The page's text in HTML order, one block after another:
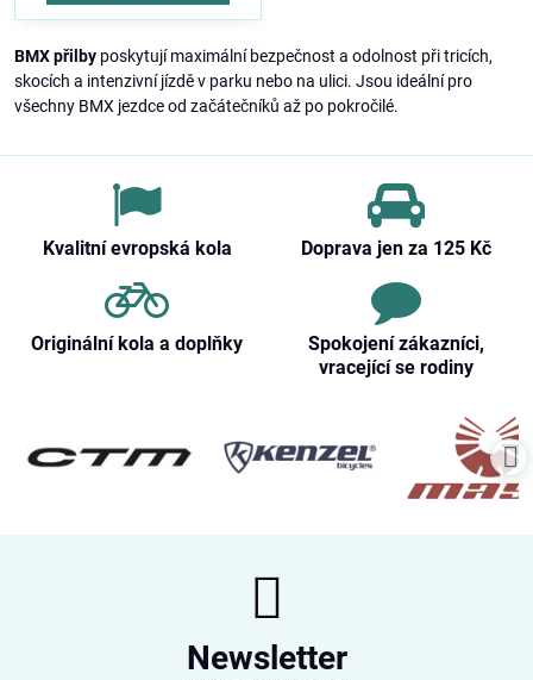
BMX přilby poskytují maximální bezpečnost a odolnost při tricích,
skocích a intenzivní jízdě v parku nebo na ulici. Jsou ideální pro
všechny BMX jezdce od začátečníků až po pokročilé.
Kvalitní evropská kola Doprava jen za 125 Kč
Originální kola a doplňky
Spokojení zákazníci,
vracející se rodiny
Newsletter